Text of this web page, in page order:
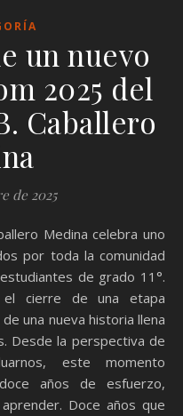
un nuevo
2025 del
Caballero
de 2025
por toda la comunidad
de grado 11°.
cierre de una etapa
una nueva historia llena
Desde la perspectiva de
este momento
años de esfuerzo,
Doce años que